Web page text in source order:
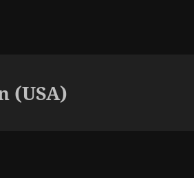
(USA)